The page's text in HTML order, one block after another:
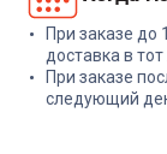
+ 47 бонусов
1 599₽
При заказе до
доставка в
При заказе
следующий